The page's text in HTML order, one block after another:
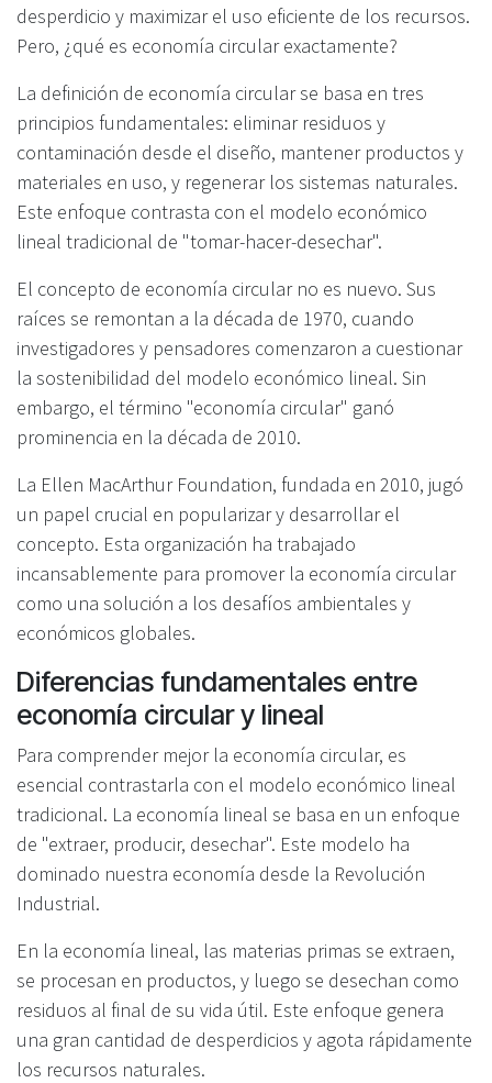
desperdicio y maximizar el uso eficiente de los recursos.
Pero, ¿qué es economía circular exactamente?
La definición de economía circular se basa en tres
principios fundamentales: eliminar residuos y
contaminación desde el diseño, mantener productos y
materiales en uso, y regenerar los sistemas naturales.
Este enfoque contrasta con el modelo económico
lineal tradicional de "tomar-hacer-desechar".
El concepto de economía circular no es nuevo. Sus
raíces se remontan a la década de 1970, cuando
investigadores y pensadores comenzaron a cuestionar
la sostenibilidad del modelo económico lineal. Sin
embargo, el término "economía circular" ganó
prominencia en la década de 2010.
La Ellen MacArthur Foundation, fundada en 2010, jugó
un papel crucial en popularizar y desarrollar el
concepto. Esta organización ha trabajado
incansablemente para promover la economía circular
como una solución a los desafíos ambientales y
económicos globales.
Diferencias fundamentales entre
economía circular y lineal
Para comprender mejor la economía circular, es
esencial contrastarla con el modelo económico lineal
tradicional. La economía lineal se basa en un enfoque
de "extraer, producir, desechar". Este modelo ha
dominado nuestra economía desde la Revolución
Industrial.
En la economía lineal, las materias primas se extraen,
se procesan en productos, y luego se desechan como
residuos al final de su vida útil. Este enfoque genera
una gran cantidad de desperdicios y agota rápidamente
los recursos naturales.